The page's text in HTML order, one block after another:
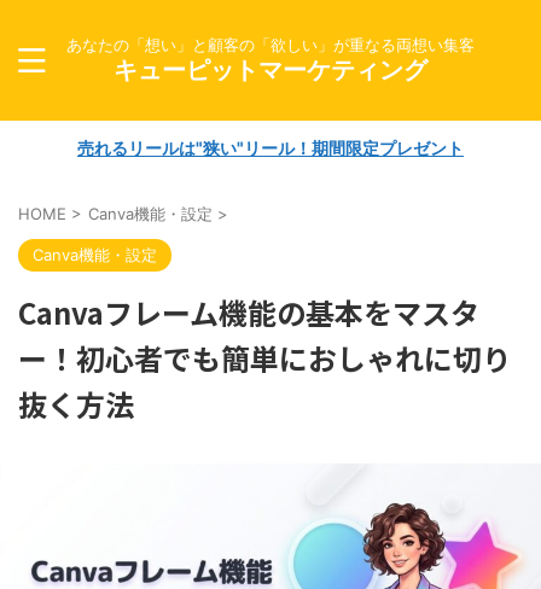
あなたの「想い」と顧客の「欲しい」が重なる両想い集客
キューピットマーケティング
売れるリールは"狭い"リール！期間限定プレゼント
HOME > Canva機能・設定 >
Canva機能・設定
Canvaフレーム機能の基本をマスタ
ー！初心者でも簡単におしゃれに切り
抜く方法